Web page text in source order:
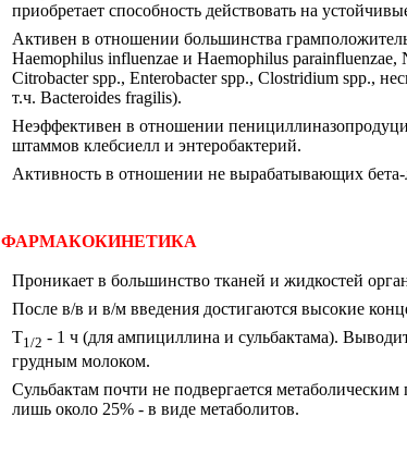
приобретает способность действовать на
Активен в отношении большинства
Haemophilus influenzae и Haemophilus parainfluenzae,
Citrobacter spp., Enterobacter spp., Clostridium spp.,
т.ч. Bacteroides fragilis).
Неэффективен в отношении
штаммов клебсиелл и энтеробактерий.
Активность в отношении не вырабатывающих бета-
ФАРМАКОКИНЕТИКА
Проникает в большинство тканей и жидкостей
После в/в и в/м введения достигаются высокие
T1/2 - 1 ч (для ампициллина и сульбактама).
грудным молоком.
Сульбактам почти не подвергается
лишь около 25% - в виде метаболитов.